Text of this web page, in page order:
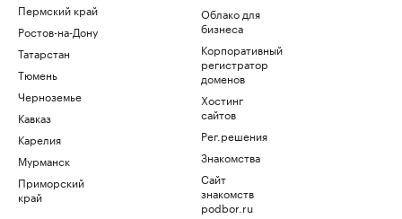
Пермский край
Ростов-на-Дону
Татарстан
Тюмень
Черноземье
Кавказ
Карелия
Мурманск
Приморский
край
Облако для
бизнеса
Корпоративный
регистратор
доменов
Хостинг
сайтов
Рег.решения
Знакомства
Сайт
знакомств
podbor.ru